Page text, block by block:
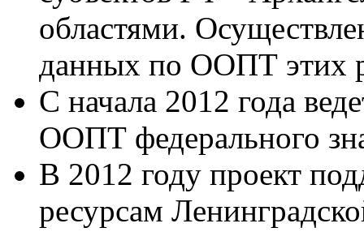
областями.
данных по ООПТ этих
С начала 2012 года
ООПТ федерального
В 2012 году проект
ресурсам